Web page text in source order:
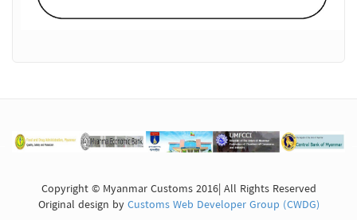
Copyright © Myanmar Customs 2016| All Rights Reserved
Original design byCustoms Web Developer Group (CWDG)